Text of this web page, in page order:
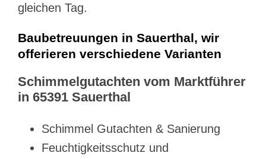
gleichen Tag.
Baubetreuungen in Sauerthal, wir
offerieren verschiedene Varianten
Schimmelgutachten vom Marktführer
in 65391 Sauerthal
Schimmel Gutachten & Sanierung
Feuchtigkeitsschutz und